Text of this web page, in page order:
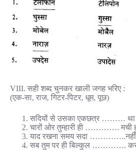
VIII. सही शब्द चुनकर खाली जगह भरिए :
(एक-सा, राज, गिटर-पिटर, धूम, पूछ)
सदियों से उसका एकछत्र ………
चारों ओर तुम्हारी ही …………. मची
याद रखना समय सदा …………..नहीं
सब तुम पर ही बिल्कुल ………….